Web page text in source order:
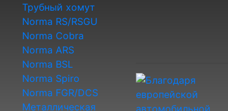
Трубный хомут
Norma RS/RSGU
Norma Cobra
Norma ARS
Norma BSL
Norma Spiro
Norma FGR/DCS
Металлическая